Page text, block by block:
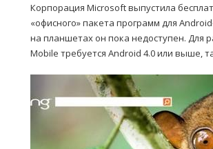
Корпорация Microsoft выпустила
«офисного» пакета программ для
на планшетах он пока недоступен. Для
Mobile требуется Android 4.0 или выше,